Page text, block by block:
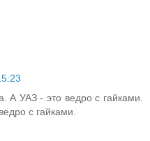
А УАЗ - это ведро с гайками.
с гайками.